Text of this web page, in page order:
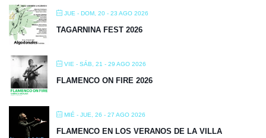
JUE - DOM, 20 - 23 AGO 2026
TAGARNINA FEST 2026
VIE - SÁB, 21 - 29 AGO 2026
FLAMENCO ON FIRE 2026
MIÉ - JUE, 26 - 27 AGO 2026
FLAMENCO EN LOS VERANOS DE LA VILLA